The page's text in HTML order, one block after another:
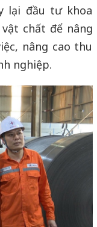
lại đầu tư khoa
chất để nâng
nâng cao thu
nghiệp.